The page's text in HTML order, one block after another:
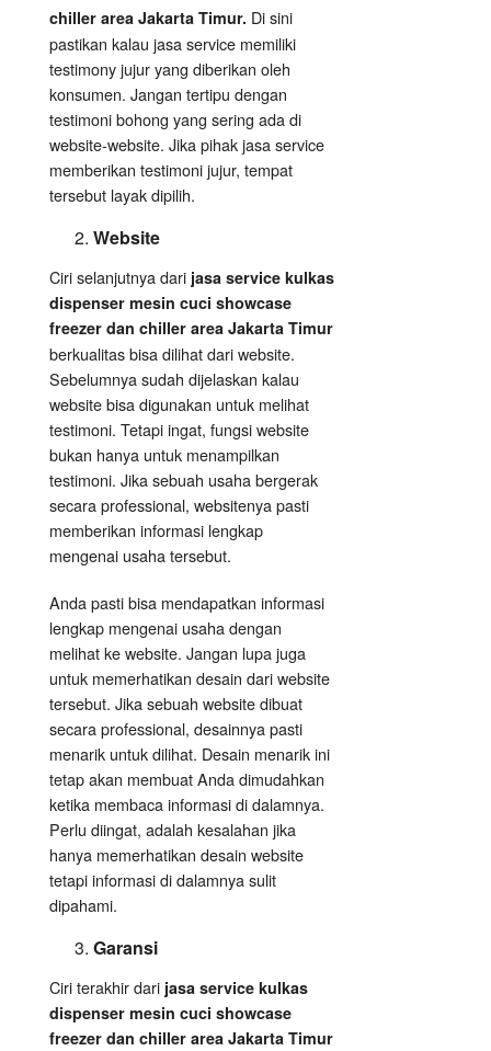
chiller area Jakarta Timur. Di sini
pastikan kalau jasa service memiliki
testimony jujur yang diberikan oleh
konsumen. Jangan tertipu dengan
testimoni bohong yang sering ada di
website-website. Jika pihak jasa service
memberikan testimoni jujur, tempat
tersebut layak dipilih.
Website
Ciri selanjutnya dari jasa service kulkas
dispenser mesin cuci showcase
freezer dan chiller area Jakarta Timur
berkualitas bisa dilihat dari website.
Sebelumnya sudah dijelaskan kalau
website bisa digunakan untuk melihat
testimoni. Tetapi ingat, fungsi website
bukan hanya untuk menampilkan
testimoni. Jika sebuah usaha bergerak
secara professional, websitenya pasti
memberikan informasi lengkap
mengenai usaha tersebut.
Anda pasti bisa mendapatkan informasi
lengkap mengenai usaha dengan
melihat ke website. Jangan lupa juga
untuk memerhatikan desain dari website
tersebut. Jika sebuah website dibuat
secara professional, desainnya pasti
menarik untuk dilihat. Desain menarik ini
tetap akan membuat Anda dimudahkan
ketika membaca informasi di dalamnya.
Perlu diingat, adalah kesalahan jika
hanya memerhatikan desain website
tetapi informasi di dalamnya sulit
dipahami.
Garansi
Ciri terakhir dari jasa service kulkas
dispenser mesin cuci showcase
freezer dan chiller area Jakarta Timur